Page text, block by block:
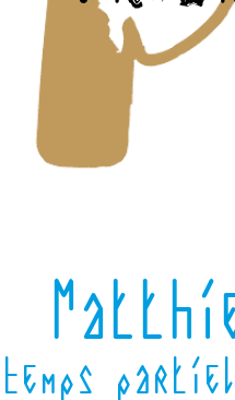
Temps